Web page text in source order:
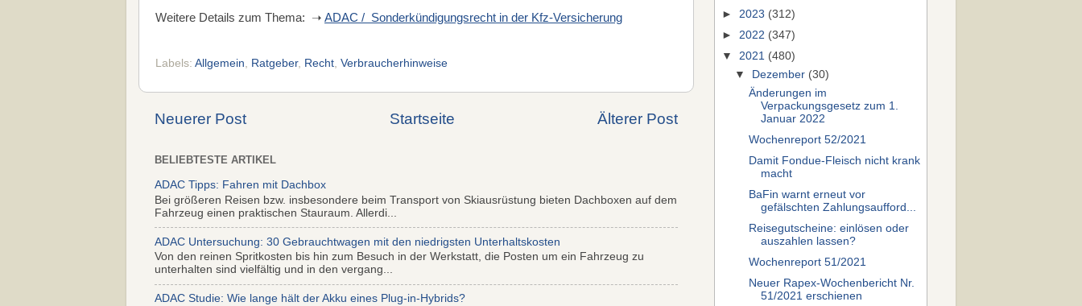
Weitere Details zum Thema: ➝ ADAC / Sonderkündigungsrecht in der Kfz-Versicherung
Labels: Allgemein, Ratgeber, Recht, Verbraucherhinweise
Neuerer Post Älterer Post
Startseite
BELIEBTESTE ARTIKEL
ADAC Tipps: Fahren mit Dachbox
Bei größeren Reisen bzw. insbesondere beim Transport von Skiausrüstung bieten Dachboxen auf dem
Fahrzeug einen praktischen Stauraum. Allerdi...
ADAC Untersuchung: 30 Gebrauchtwagen mit den niedrigsten Unterhaltskosten
Von den reinen Spritkosten bis hin zum Besuch in der Werkstatt, die Posten um ein Fahrzeug zu
unterhalten sind vielfältig und in den vergang...
ADAC Studie: Wie lange hält der Akku eines Plug-in-Hybrids?
► 2023 (312)
► 2022 (347)
▼ 2021 (480)
▼
Dezember (30)
Änderungen im
Verpackungsgesetz zum 1.
Januar 2022
Wochenreport 52/2021
Damit Fondue-Fleisch nicht krank
macht
BaFin warnt erneut vor
gefälschten Zahlungsaufford...
Reisegutscheine: einlösen oder
auszahlen lassen?
Wochenreport 51/2021
Neuer Rapex-Wochenbericht Nr.
51/2021 erschienen